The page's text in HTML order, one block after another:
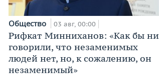
Общество 03 авг, 00:00
Рифкат Минниханов: «Как бы ни
говорили, что незаменимых
людей нет, но, к сожалению, он
незаменимый»